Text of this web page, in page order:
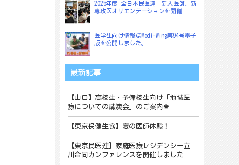
2025年度 全日本民医連 新入医師、新
専攻医オリエンテーションを開催
医学生向け情報誌Medi-Wing第94号電子
版を公開しました。
最新記事
【山口】高校生・予備校生向け「地域医
療についての講演会」のご案内🍁
【東京保健生協】夏の医師体験！
【東京民医連】家庭医療レジデンシー立
川合同カンファレンスを開催しました